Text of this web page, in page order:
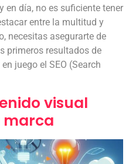
en día, no es suficiente tener
entre la multitud y
necesitas asegurarte de
primeros resultados de
juego el SEO (Search
visual